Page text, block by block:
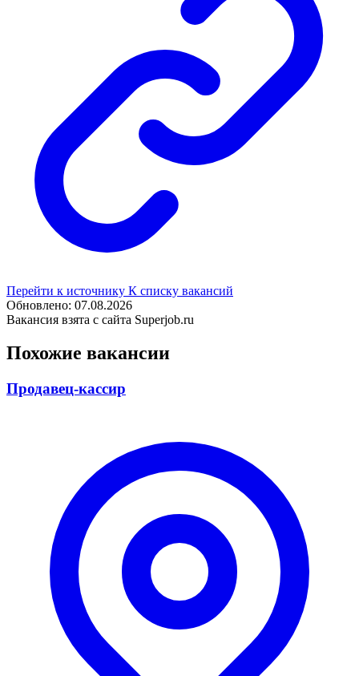
Перейти к источнику К списку вакансий
Обновлено: 07.08.2026
Вакансия взята с сайта Superjob.ru
Похожие вакансии
Продавец-кассир